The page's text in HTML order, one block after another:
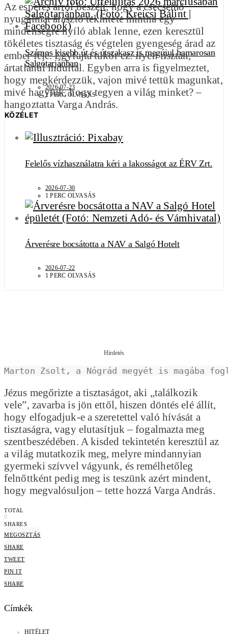
Számos kisebb út és útszakasz is megújul hamarosan
Salgótarjánban
2026-07-23
2 PERC OLVASÁS
KÖZÉLET
Felelős vízhasználatra kéri a lakosságot az ÉRV Zrt.
2026-07-30
1 PERC OLVASÁS
Árverésre bocsátotta a NAV a Salgó Hotelt
2026-07-22
1 PERC OLVASÁS
Az esperes arról beszélt, hogy a csecsemő
nyugalmat árasztó tekintete mintha egy
mindenségre nyíló ablak lenne, ezen keresztül
tökéletes tisztaság és végtelen gyengeség árad az
ember felé. Egyfajta tükör ez: ilyen tisztán,
ártatlanul indultál. Egyben arra is figyelmeztet,
hogy megkérdezzük, vajon mivé tettük magunkat,
mivé hagytuk, hogy tegyen a világ minket? –
hangoztatta Varga András.
Hirdetés
Marton Zsolt, a Nógrád megyét is magába
Jézus megőrizte a tisztaságot, aki „találkozik
vele”, zavarba is jön ettől, hiszen döntés elé állít,
hogy elfogadjuk-e a szeretettel való hívását a
tisztaságra, vagy elutasítjuk – fogalmazta meg
szentbeszédében. A kisded tekintetén keresztül az
a világ mutatkozik meg, melyre mindannyian
gyermeki szívvel vágyunk, és remélhetőleg
felnőttként pedig meg is teszünk azért mindent,
hogy megvalósuljon – tette hozzá Varga András.
TOTAL
0
SHARES
MEGOSZTÁS
SHARE
TWEET
PIN IT
SHARE
Címkék
HITÉLET